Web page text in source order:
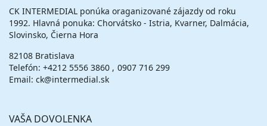
CK INTERMEDIAL ponúka oraganizované zájazdy od roku
1992. Hlavná ponuka: Chorvátsko - Istria, Kvarner, Dalmácia,
Slovinsko, Čierna Hora
82108 Bratislava
Telefón: +4212 5556 3860
0907 716 299
Email: ck@intermedial.sk
VAŠA DOVOLENKA